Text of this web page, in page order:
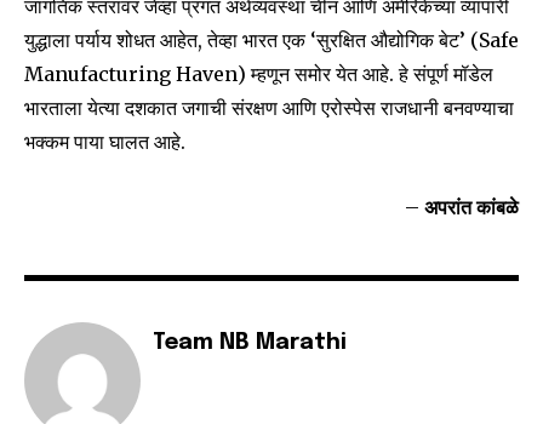
जागतिक स्तरावर जेव्हा प्रगत अर्थव्यवस्था चीन आणि अमेरिकेच्या व्यापारी
युद्धाला पर्याय शोधत आहेत, तेव्हा भारत एक ‘सुरक्षित औद्योगिक बेट’ (Safe
Manufacturing Haven) म्हणून समोर येत आहे. हे संपूर्ण मॉडेल
भारताला येत्या दशकात जगाची संरक्षण आणि एरोस्पेस राजधानी बनवण्याचा
भक्कम पाया घालत आहे.
– अपरांत कांबळे
Team NB Marathi